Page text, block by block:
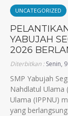
UNCATEGORIZED
YABUJAH
2026
Diterbitkan :Senin,
SMP Yabujah
Nahdlatul Ulama
Ulama (IPPNU)
yang